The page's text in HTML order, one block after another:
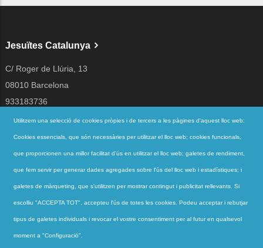
Jesuïtes Catalunya
C/ Roger de Llúria, 13
08010 Barcelona
933183736
jesuites@jesuites.net
Segueix-nos a
QUI SOM
QUÈ FEM
Utilitzem una selecció de cookies pròpies i de tercers a les pàgines d'aquest lloc web:
Cookies essencials, que són necessàries per utilitzar el lloc web; cookies funcionals,
que proporcionen una millor facilitat d'ús en utilitzar el lloc web; galetes de rendiment,
que fem servir per generar dades agregades sobre l'ús del lloc web i estadístiques; i
galetes de màrqueting, que s'utilitzen per mostrar contingut i publicitat rellevants. Si
escolliu "ACCEPTA TOT", accepteu l'ús de totes les cookies. Podeu acceptar i rebutjar
tipus de galetes individuals i revocar el vostre consentiment per al futur en qualsevol
moment a "Configuració".